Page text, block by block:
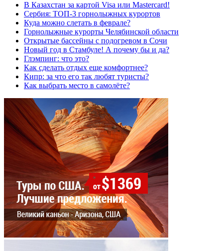
В Казахстан за картой Visa или Masterсard!
Сербия: ТОП-3 горнолыжных курортов
Куда можно слетать в феврале?
Горнолыжные курорты Челябинской области
Открытые бассейны с подогревом в Сочи
Новый год в Стамбуле! А почему бы и да?
Глэмпинг: что это?
Как сделать отдых еще комфортнее?
Кипр: за что его так любят туристы?
Как выбрать место в самолёте?